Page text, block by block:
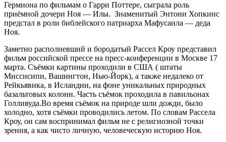
Гермиона по фильмам о Гарри Поттере, сыграла роль
приёмной дочери Ноя — Илы. Знаменитый Энтони Хопкинс
предстал в роли библейского патриарха Мафусаила — деда
Ноя.
Заметно располневший и бородатый Рассел Кроу представил
фильм российской прессе на пресс-конференции в Москве 17
марта. Съёмки картины проходили в США ( штаты
Миссисипи, Вашингтон, Нью-Йорк), а также недалеко от
Рейкьявика, в Исландии, на фоне уникальных природных
базальтовых колонн. Часть съёмок проходила в павильонах
Голливуда.Во время съёмок на природе шли дожди, было
холодно, хотя съёмки проводились летом. По словам Рассела
Кроу, он сам воспринимал фильм не с религиозной точки
зрения, а как чисто личную, человеческую историю Ноя.